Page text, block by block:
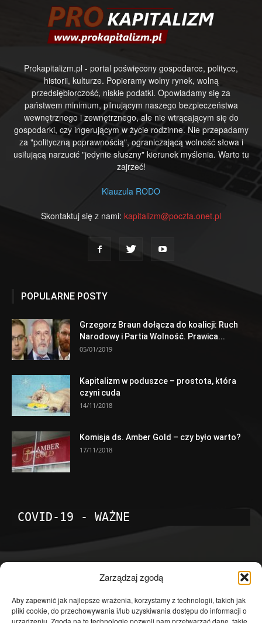
Zarządzaj zgodą
Aby zapewnić jak najlepsze wrażenia, korzystamy z technologii, takich jak
pliki cookie, do przechowywania i/lub uzyskiwania dostępu do informacji o
urządzeniu. Zgoda na te technologie pozwoli nam przetwarzać dane, takie
Prokapitalizm.pl - portal poświęcony gospodarce, polityce,
historii, kulturze. Popieramy wolny rynek, wolną
przedsiębiorczość, niskie podatki. Opowiadamy się za
państwem minimum, pilnującym naszego bezpieczeństwa
wewnętrznego i zewnętrznego, ale nie wtrącającym się do
gospodarki, czy ingerującym w życie rodzinne. Nie przepadamy
za "polityczną poprawnością", ograniczającą wolność słowa i
usiłującą narzucić "jedynie słuszny" kierunek myślenia. Warto tu
zajrzeć!
Klauzula RODO
Skontaktuj się z nami: kapitalizm@poczta.onet.pl
POPULARNE POSTY
Grzegorz Braun dołącza do koalicji: Ruch
Narodowy i Partia Wolność. Prawica...
05/01/2019
Kapitalizm w poduszce – prostota, która
czyni cuda
14/11/2018
Komisja ds. Amber Gold – czy było warto?
17/11/2018
COVID-19 - WAŻNE
Temat dnia
4601
Publicystyka
4363